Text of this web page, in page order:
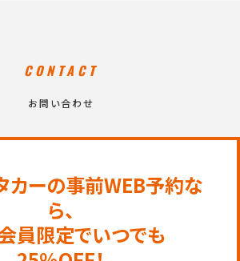
CONTACT
お問い合わせ
カーの事前WEB予約な
ら、
員限定でいつでも